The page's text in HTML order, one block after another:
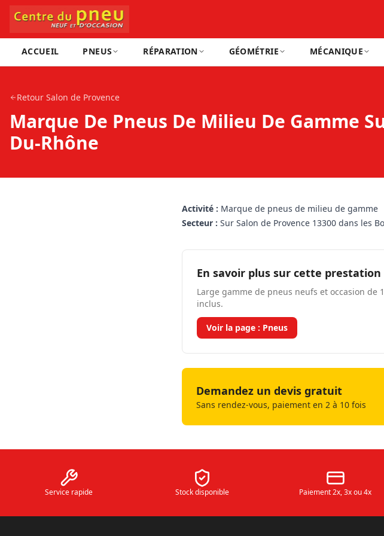
ACCUEIL PNEUS RÉPARATION GÉOMÉTRIE MÉCANIQUE
Retour Salon de Provence
Marque De Pneus De Milieu De Gamme
Du-Rhône
Activité : Marque de pneus de milieu de gamme
Secteur : Sur Salon de Provence 13300 dans les
En savoir plus sur cette prestation
Large gamme de pneus neufs et occasion de
inclus.
Voir la page : Pneus
Demandez un devis gratuit
Sans rendez-vous, paiement en 2 à 10 fois
Service rapide Stock disponible Paiement 2x, 3x ou 4x